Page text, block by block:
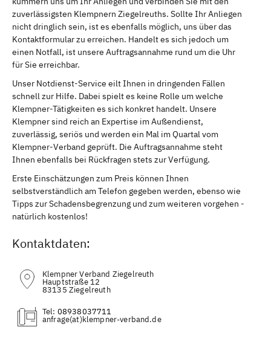
zuverlässigsten Klempnern Ziegelreuths. Sollte Ihr Anliegen
nicht dringlich sein, ist es ebenfalls möglich, uns über das
Kontaktformular zu erreichen. Handelt es sich jedoch um
einen Notfall, ist unsere Auftragsannahme rund um die Uhr
für Sie erreichbar.
Unser Notdienst-Service eilt Ihnen in dringenden Fällen
schnell zur Hilfe. Dabei spielt es keine Rolle um welche
Klempner-Tätigkeiten es sich konkret handelt. Unsere
Klempner sind reich an Expertise im Außendienst,
zuverlässig, seriös und werden ein Mal im Quartal vom
Klempner-Verband geprüft. Die Auftragsannahme steht
Ihnen ebenfalls bei Rückfragen stets zur Verfügung.
Erste Einschätzungen zum Preis können Ihnen
selbstverständlich am Telefon gegeben werden, ebenso wie
Tipps zur Schadensbegrenzung und zum weiteren vorgehen -
natürlich kostenlos!
Kontaktdaten:
Klempner Verband Ziegelreuth
Hauptstraße 12
83135 Ziegelreuth
Tel: 08938037711
(at)